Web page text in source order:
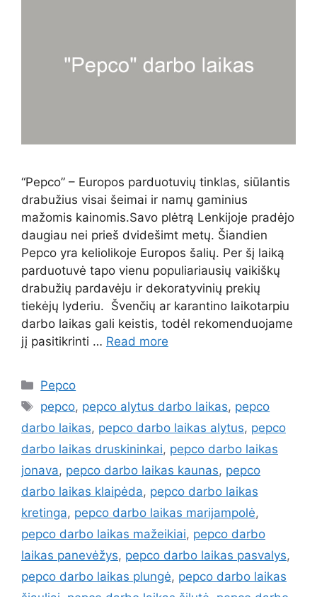
“Pepco” – Europos parduotuvių tinklas, siūlantis
drabužius visai šeimai ir namų gaminius
mažomis kainomis.Savo plėtrą Lenkijoje pradėjo
daugiau nei prieš dvidešimt metų. Šiandien
Pepco yra keliolikoje Europos šalių. Per šį laiką
parduotuvė tapo vienu populiariausių vaikiškų
drabužių pardavėju ir dekoratyvinių prekių
tiekėjų lyderiu. Švenčių ar karantino laikotarpiu
darbo laikas gali keistis, todėl rekomenduojame
jį pasitikrinti … Read more
Pepco
pepco, pepco alytus darbo laikas, pepco
darbo laikas, pepco darbo laikas alytus, pepco
darbo laikas druskininkai, pepco darbo laikas
jonava, pepco darbo laikas kaunas, pepco
darbo laikas klaipėda, pepco darbo laikas
kretinga, pepco darbo laikas marijampolė,
pepco darbo laikas mažeikiai, pepco darbo
laikas panevėžys, pepco darbo laikas pasvalys,
pepco darbo laikas plungė, pepco darbo laikas